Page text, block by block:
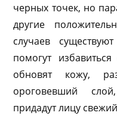
черных точек, но
другие
случаев
помогут
обновят кожу,
ороговевший
придадут лицу